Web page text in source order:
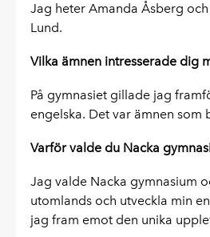
Jag heter Amanda Åsberg
Lund.
Vilka ämnen intresserade dig
På gymnasiet gillade jag
engelska. Det var ämnen
Varför valde du Nacka
Jag valde Nacka gymnasium
utomlands och utveckla min
jag fram emot den unika